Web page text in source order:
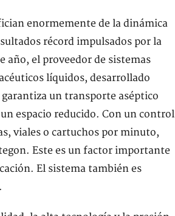
enormemente de la dinámica
récord impulsados por la
año, el proveedor de sistemas
líquidos, desarrollado
un transporte aséptico
espacio reducido. Con un control
viales o cartuchos por minuto,
Este es un factor importante
El sistema también es